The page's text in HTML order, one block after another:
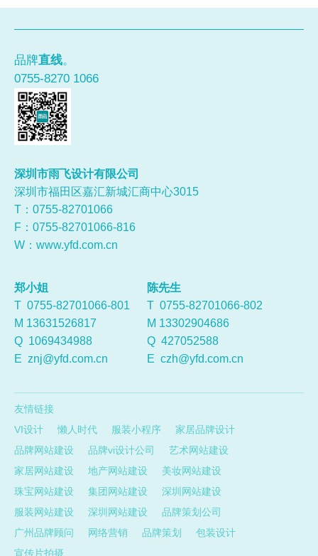
品牌直线。
0755-8270 1066
深圳市雨飞设计有限公司
深圳市福田区嘉汇新城汇商中心3015
T：0755-82701066
F：0755-82701066-816
W： www.yfd.com.cn
郑小姐
T 0755-82701066-801
M 13631526817
Q 1069434988
E znj@yfd.com.cn
陈先生
T 0755-82701066-802
M 13302904686
Q 427052588
E czh@yfd.com.cn
友情链接
VI设计
懒人时代 服装小程序
家居品牌设计
品牌网站建设
品牌vi设计公司
艺术网站建设
家居网站建设
地产网站建设
美妆网站建设
珠宝网站建设
集团网站建设
深圳网站建设
服装网站建设
深圳网站建设
品牌策划公司
广州品牌顾问
网络营销 品牌策划
包装设计
宣传片拍摄